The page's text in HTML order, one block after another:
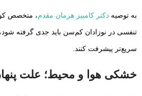
به توصیه دکتر کامبیز هرمان مقدم، متخصص
تنفسی در نوزادان کم‌سن باید جدی گرفته
سریع‌تر پیشرفت کنند.
خشکی هوا و محیط؛ علت